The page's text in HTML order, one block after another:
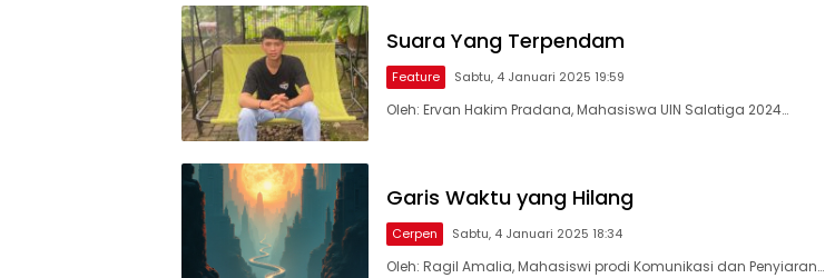
Suara Yang Terpendam
Feature Sabtu, 4 Januari 2025 19:59
Oleh: Ervan Hakim Pradana, Mahasiswa UIN Salatiga 2024…
Garis Waktu yang Hilang
Cerpen Sabtu, 4 Januari 2025 18:34
Oleh: Ragil Amalia, Mahasiswi prodi Komunikasi dan Penyiaran…